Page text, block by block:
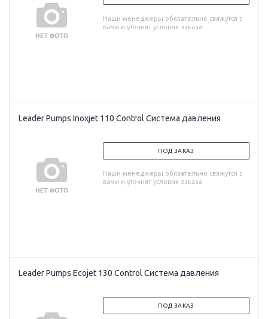
Наши менеджеры обязательно свяжутся с
вами и уточнят условия заказа
Leader Pumps Inoxjet 110 Control Система давления
ПОД ЗАКАЗ
Наши менеджеры обязательно свяжутся с
вами и уточнят условия заказа
Leader Pumps Ecojet 130 Control Система давления
ПОД ЗАКАЗ